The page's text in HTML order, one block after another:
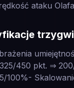
ataku
450 pkt. ⇒
100%-